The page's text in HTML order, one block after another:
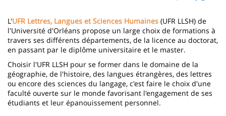
content
Contenu
de
la
page
principale
L'UFR Lettres, Langues et Sciences Humaines (UFR LLSH) de
l'Université d'Orléans propose un large choix de formations à
travers ses différents départements, de la licence au doctorat,
en passant par le diplôme universitaire et le master.
Choisir l'UFR LLSH pour se former dans le domaine de la
géographie, de l'histoire, des langues étrangères, des lettres
ou encore des sciences du langage, c'est faire le choix d'une
faculté ouverte sur le monde favorisant l'engagement de ses
étudiants et leur épanouissement personnel.